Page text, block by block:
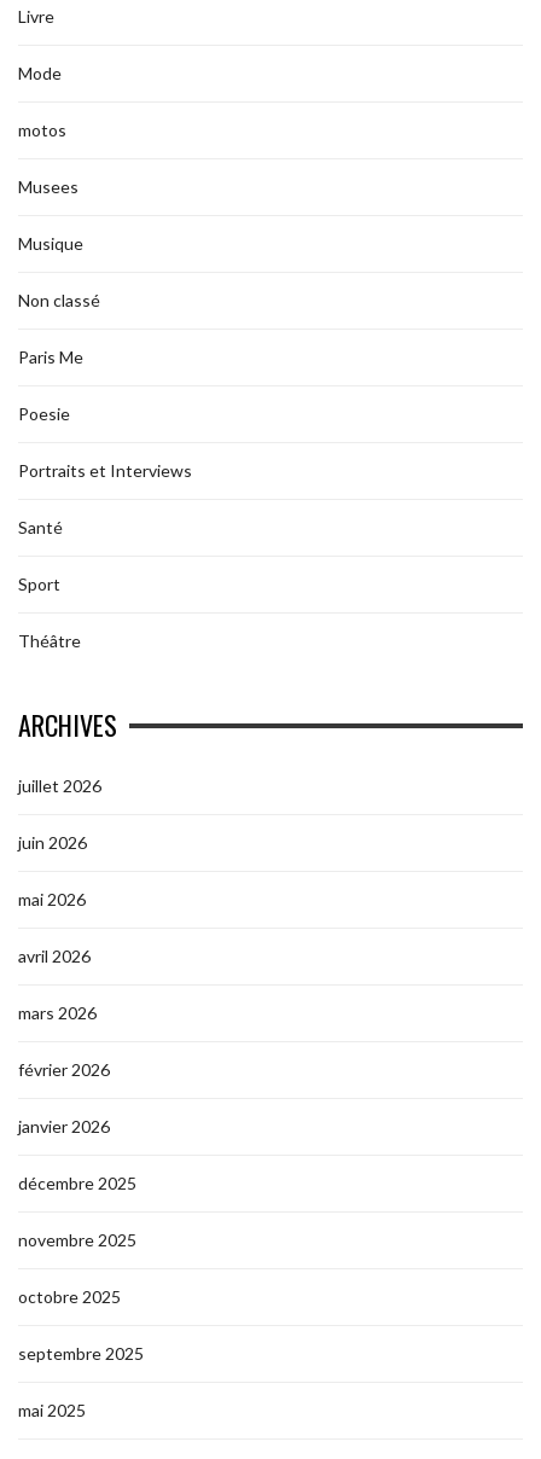
Livre
Mode
motos
Musees
Musique
Non classé
Paris Me
Poesie
Portraits et Interviews
Santé
Sport
Théâtre
ARCHIVES
juillet 2026
juin 2026
mai 2026
avril 2026
mars 2026
février 2026
janvier 2026
décembre 2025
novembre 2025
octobre 2025
septembre 2025
mai 2025